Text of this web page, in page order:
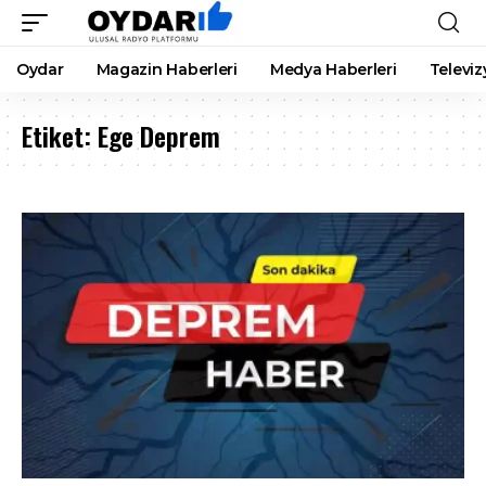
Oydar Magazin Haberleri Medya Haberleri
Etiket: Ege Deprem